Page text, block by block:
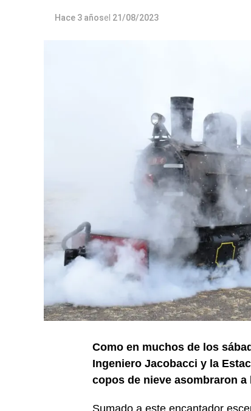
Hace 3 añosel 21/08/2023
Como en muchos de los
Ingeniero Jacobacci y la
copos de nieve asombraron
Sumado a este encantador